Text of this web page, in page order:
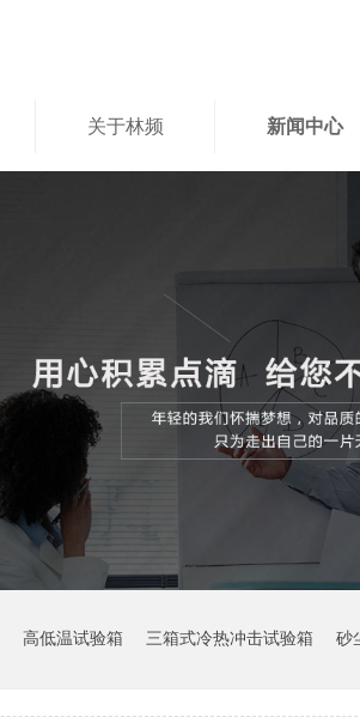
关于林频 新闻中心
高低温试验箱 三箱式冷热冲击试验箱 砂